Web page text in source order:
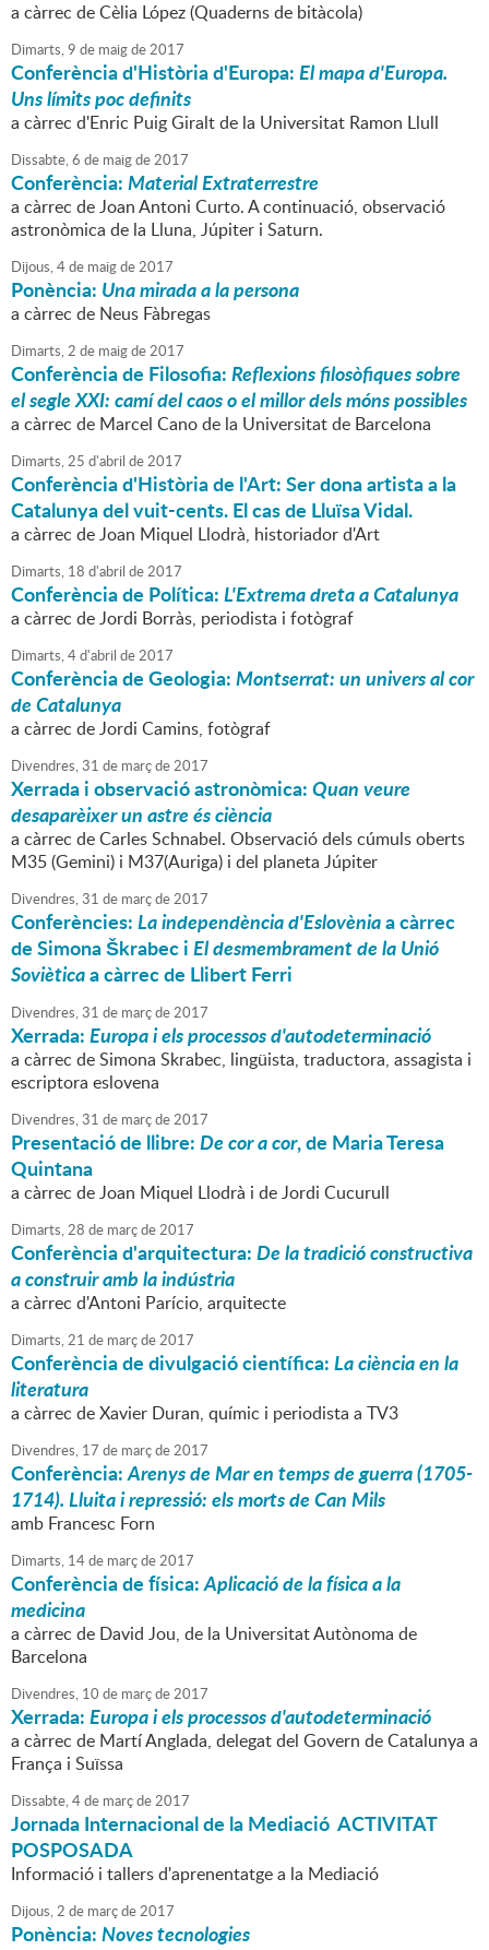
a càrrec de Cèlia López (Quaderns de bitàcola)
Dimarts,9 de maigde2017
Conferència d'Història d'Europa:El mapa d'Europa.
Uns límits poc definits
a càrrec d'Enric Puig Giralt de la Universitat Ramon Llull
Dissabte,6 de maigde2017
Conferència:Material Extraterrestre
a càrrec de Joan Antoni Curto. A continuació, observació
astronòmica de la Lluna, Júpiter i Saturn.
Dijous,4de maigde2017
Ponència: Una mirada a la persona
a càrrec de Neus Fàbregas
Dimarts,2 de maigde2017
Conferència de Filosofia:Reflexions filosòfiques sobre
el segle XXI: camí del caos o el millor dels móns possibles
a càrrec de Marcel Cano de la Universitat de Barcelona
Dimarts,25 d'abril de2017
Conferència d'Història de l'Art: Ser dona artista a la
Catalunya del vuit-cents. El cas de Lluïsa Vidal.
a càrrec de Joan Miquel Llodrà, historiador d'Art
Dimarts, 18 d'abril de2017
Conferència de Política:L'Extrema dreta a Catalunya
a càrrec de Jordi Borràs, periodista i fotògraf
Dimarts,4d'abril de2017
Conferència de Geologia:Montserrat: un univers al cor
de Catalunya
a càrrec de Jordi Camins, fotògraf
Divendres,31 de marçde2017
Xerrada i observació astronòmica:Quan veure
desaparèixer un astre és ciència
a càrrec de Carles Schnabel. Observació dels cúmuls oberts
M35 (Gemini) i M37(Auriga) i del planeta Júpiter
Divendres,31 de marçde2017
Conferències:La independència d'Eslovèniaa càrrec
de Simona Škrabec iEl desmembrament de la Unió
Sovièticaa càrrec de Llibert Ferri
Divendres,31 de marçde2017
Xerrada:Europa i els processos d'autodeterminació
a càrrec de Simona Skrabec, lingüista, traductora, assagista i
escriptora eslovena
Divendres,31 de marçde2017
Presentació de llibre:De cor a cor, de Maria Teresa
Quintana
a càrrec de Joan Miquel Llodrà i de Jordi Cucurull
Dimarts,28 de marçde2017
Conferència d'arquitectura:De la tradició constructiva
a construir amb la indústria
a càrrec d'Antoni Parício, arquitecte
Dimarts,21 de marçde2017
Conferència de divulgació científica:La ciència en la
literatura
a càrrec de Xavier Duran, químic i periodista a TV3
Divendres, 17 de marçde2017
Conferència:Arenys de Mar en temps de guerra (1705-
1714). Lluita i repressió: els morts de Can Mils
amb Francesc Forn
Dimarts, 14de marçde2017
Conferència de física:Aplicació de la física a la
medicina
a càrrec de David Jou, de la Universitat Autònoma de
Barcelona
Divendres, 10 de marçde2017
Xerrada:Europa i els processos d'autodeterminació
a càrrec de Martí Anglada, delegat del Govern de Catalunya a
França i Suïssa
Dissabte,4de marçde2017
Jornada Internacional de la Mediació ACTIVITAT
POSPOSADA
Informació i tallers d'aprenentatge a la Mediació
Dijous,2 de marçde2017
Ponència:Noves tecnologies